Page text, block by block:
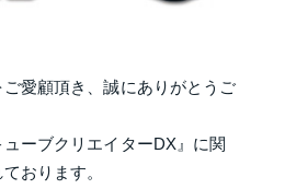
愛顧頂き、誠にありがとうご
ーブクリエイターDX』に関
おります。